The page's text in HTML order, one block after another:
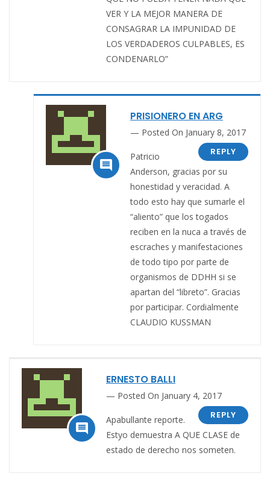
VER Y LA MEJOR MANERA DE
CONSAGRAR LA IMPUNIDAD DE
LOS VERDADEROS CULPABLES, ES
CONDENARLO”

PRISIONERO EN ARG
Posted On January 8, 2017
REPLY
Patricio
Anderson, gracias por su
honestidad y veracidad. A
todo esto hay que sumarle el
“aliento” que los togados
reciben en la nuca a través de
escraches y manifestaciones
de todo tipo por parte de
organismos de DDHH si se
apartan del “libreto”. Gracias
por participar. Cordialmente
CLAUDIO KUSSMAN

ERNESTO BALLI
Posted On January 4, 2017
REPLY
Apabullante reporte.
Estyo demuestra A QUE CLASE de
estado de derecho nos someten.